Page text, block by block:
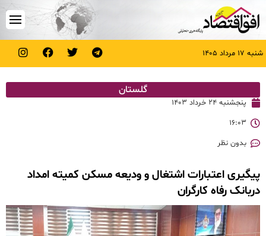
شنبه ۱۷ مرداد ۱۴۰۵
گلستان
پنجشنبه ۲۴ خرداد ۱۴۰۳
۱۶:۰۳
بدون نظر
پیگیری اعتبارات اشتغال و ودیعه مسکن کمیته امداد
دربانک رفاه کارگران